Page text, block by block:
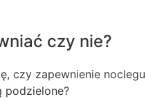
czy nie?
czy zapewnienie
podzielone?